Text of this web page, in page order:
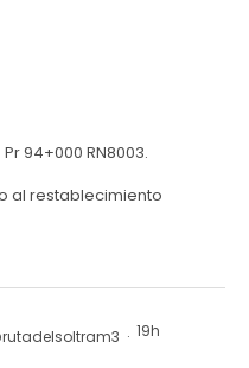
94+000 RN8003.
al restablecimiento
· 19h